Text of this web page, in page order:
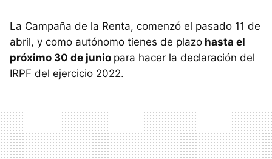
La Campaña de la Renta, comenzó el pasado 11 de
abril, y como autónomo tienes de plazo hasta el
próximo 30 de junio para hacer la declaración del
IRPF del ejercicio 2022.